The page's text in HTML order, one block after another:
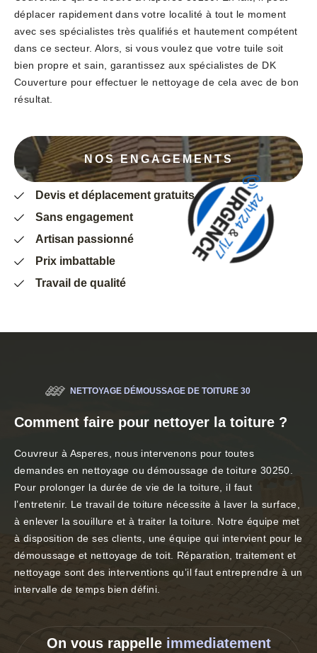
déplacer rapidement dans votre localité à tout le moment
avec ses spécialistes très qualifiés et hautement compétent
dans ce secteur. Alors, si vous voulez que votre tuile soit
bien propre et sain, garantissez aux spécialistes de DK
Couverture pour effectuer le nettoyage de cela avec de bon
résultat.
NOS ENGAGEMENTS
Devis et déplacement gratuits
Sans engagement
Artisan passionné
Prix imbattable
Travail de qualité
NETTOYAGE DÉMOUSSAGE DE TOITURE 30
Comment faire pour nettoyer la toiture ?
Couvreur à Asperes, nous intervenons pour toutes
demandes en nettoyage ou démoussage de toiture 30250.
Pour prolonger la durée de vie de la toiture, il faut
l’entretenir. Le travail de toiture nécessite à laver la surface,
à enlever la souillure et à traiter la toiture. Notre équipe met
à disposition de ses clients, une équipe qui intervient pour le
démoussage et nettoyage de toit. Réparation, traitement et
nettoyage sont des interventions qu’il faut entreprendre à un
intervalle de temps bien défini.
On vous rappelle immediatement